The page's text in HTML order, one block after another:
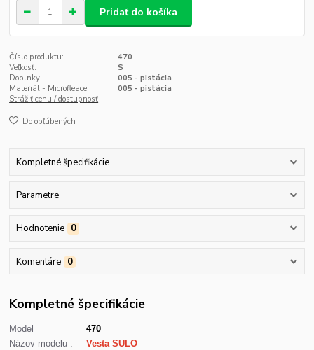
Pridať do košíka
Číslo produktu:
470
Veľkosť:
S
Doplnky:
005 - pistácia
Materiál - Microfleace:
005 - pistácia
Strážiť cenu / dostupnosť
Do obľúbených
Kompletné špecifikácie
Parametre
Hodnotenie 0
Komentáre 0
Kompletné špecifikácie
Model
470
Názov modelu :
Vesta SULO